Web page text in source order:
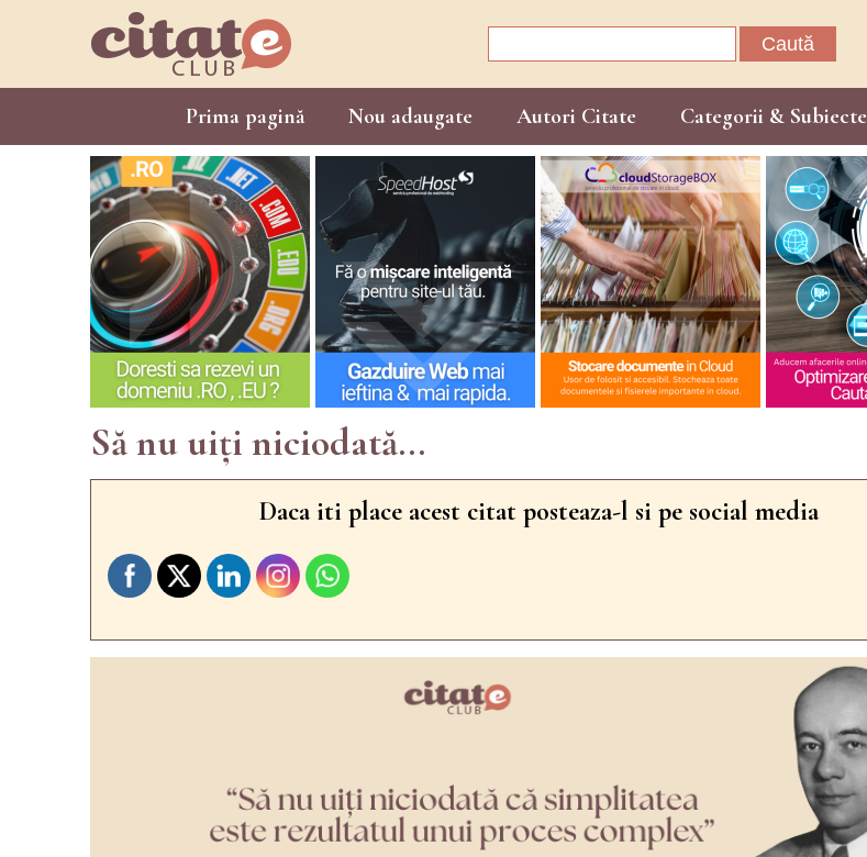
Prima pagină Nou adaugate Autori Citate Categorii & Subiecte
Să nu uiți niciodată...
Daca iti place acest citat posteaza-l si pe social media